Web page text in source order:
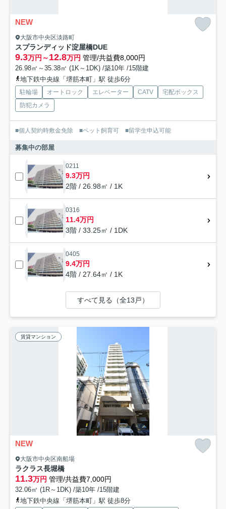
NEW
大阪市中央区淡路町
スプランディッド淀屋橋DUE
9.3万円～12.8万円 管理/共益費8,000円
26.98㎡～35.38㎡ (1K～1DK) /築10年 /15階建
地下鉄中央線「堺筋本町」駅 徒歩6分
駐輪場 オートロック エレベーター CATV
宅配ボックス
防犯カメラ
■個人契約時敷金免除 ■ペット飼育可 ■留学生申込可能
募集中の部屋
0211
9.3万円
2階 / 26.98㎡ / 1K
0316
11.4万円
3階 / 33.25㎡ / 1DK
0405
9.4万円
4階 / 27.64㎡ / 1K
すべて見る（全13戸）
賃貸マンション
NEW
大阪市中央区南船場
ラクラス長堀橋
11.3万円 管理/共益費7,000円
32.06㎡ (1R～1DK) /築10年 /15階建
地下鉄中央線「堺筋本町」駅 徒歩8分